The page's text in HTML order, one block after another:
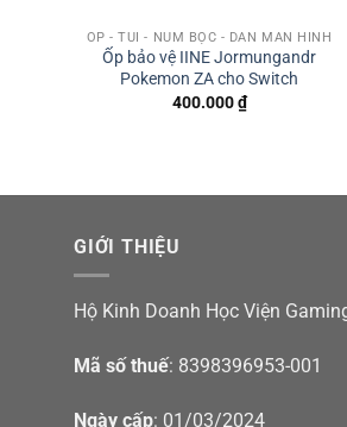
ỐP - TÚI - NÚM BỌC - DÁN MÀN HÌNH
Ốp bảo vệ IINE Jormungandr
Pokemon ZA cho Switch
400.000₫
GIỚI THIỆU
Hộ Kinh Doanh Học Viện
Mã số thuế: 8398396953-001
Ngày cấp: 01/03/2024